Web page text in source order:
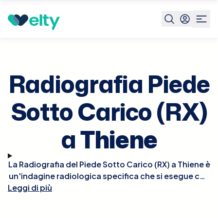
Prenota visita Radiografia Piede Sotto Carico Rx
Radiografia Piede
Sotto Carico (RX)
aThiene
La Radiografia del Piede Sotto Carico (RX) a Thiene è
un'indagine radiologica specifica che si esegue con
il paziente in posizione eretta, permettendo così di
Leggi di più